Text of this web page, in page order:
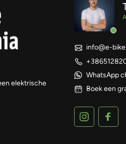
elektrische
info@e-
WhatsApp
Boek een